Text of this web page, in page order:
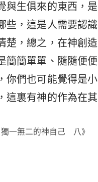
與生俱來的東西，是
些，這是人需要認識
楚，總之，在神創造
簡簡單單、隨隨便便
你們也可能覺得是小
這裏有神的作為在其
一無二的神自己 八》